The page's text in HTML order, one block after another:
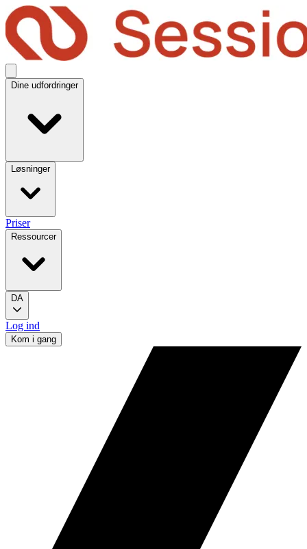
Dine udfordringer
Løsninger
Priser
Ressourcer
DA
Log ind
Kom i gang